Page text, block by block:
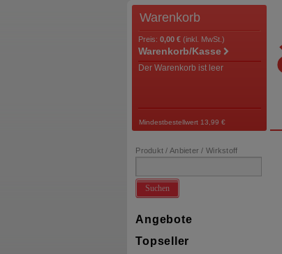
Warenkorb
Preis: 0,00 € (inkl. MwSt.)
Warenkorb/Kasse
Der Warenkorb ist leer
Mindestbestellwert 13,99 €
Produkt / Anbieter / Wirkstoff
Suchen
Angebote
Topseller